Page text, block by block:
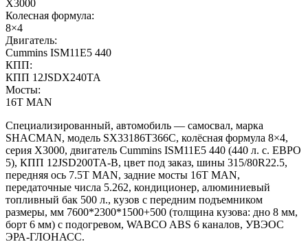
X3000
Колесная формула:
8×4
Двигатель:
Cummins ISM11E5 440
КПП:
КПП 12JSDX240TA
Мосты:
16T MAN
Специализированный, автомобиль — самосвал, марка
SHACMAN, модель SX33186T366С, колёсная формула 8×4,
серия X3000, двигатель Cummins ISM11E5 440 (440 л. с. ЕВРО
5), КПП 12JSD200TA-В, цвет под заказ, шины 315/80R22.5,
передняя ось 7.5T MAN, задние мосты 16T MAN,
передаточные числа 5.262, кондиционер, алюминиевый
топливный бак 500 л., кузов с передним подъемником
размеры, мм 7600*2300*1500+500 (толщина кузова: дно 8 мм,
борт 6 мм) с подогревом, WABCO ABS 6 каналов, УВЭОС
ЭРА-ГЛОНАСС.